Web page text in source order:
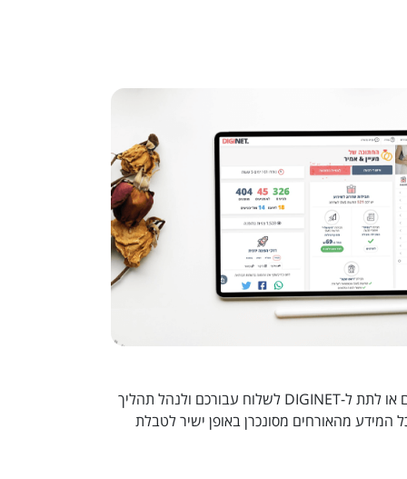
בחרו אם לשלוח בצעמכם או לתת ל-DIGINET לשלוח עבורכם ולנהל תהליך
המידע מהאורחים מסונכרן באופן ישיר לטבלת